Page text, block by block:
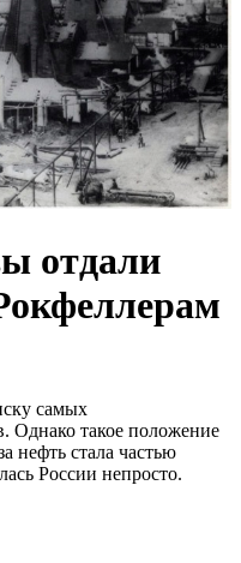
отдали
самых
Однако такое положение
нефть стала частью
России непросто.